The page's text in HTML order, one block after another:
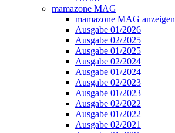
mamazone MAG
mamazone MAG anzeigen
Ausgabe 01/2026
Ausgabe 02/2025
Ausgabe 01/2025
Ausgabe 02/2024
Ausgabe 01/2024
Ausgabe 02/2023
Ausgabe 01/2023
Ausgabe 02/2022
Ausgabe 01/2022
Ausgabe 02/2021